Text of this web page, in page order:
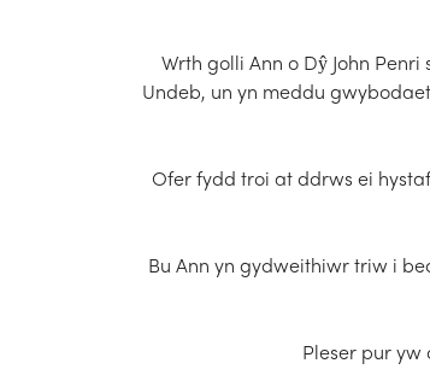
Wrth golli Ann o Dŷ John
Undeb, un yn meddu
Ofer fydd troi at ddrws ei
Bu Ann yn gydweithiwr triw i
Pleser pur